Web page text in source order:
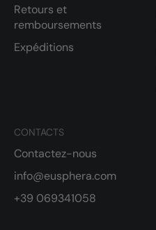
CONTACTS
Contactez-nous
info@eusphera.com
+39 069341058
Retours et
remboursements
Expéditions